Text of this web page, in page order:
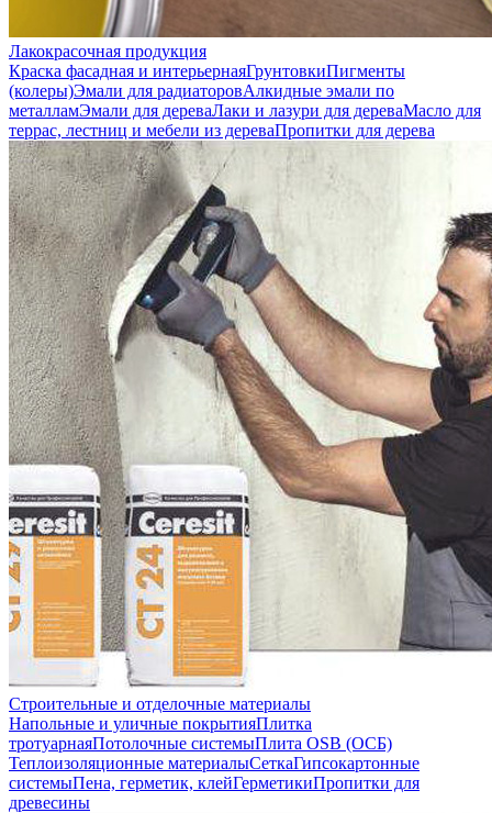
Лакокрасочная продукция
Краска фасадная и интерьернаяГрунтовкиПигменты
(колеры)Эмали для радиаторовАлкидные эмали по
металламЭмали для дереваЛаки и лазури для дереваМасло для
террас, лестниц и мебели из дереваПропитки для дерева
Строительные и отделочные материалы
Напольные и уличные покрытияПлитка
тротуарнаяПотолочные системыПлита OSB (ОСБ)
Теплоизоляционные материалыСеткаГипсокартонные
системыПена, герметик, клейГерметикиПропитки для
древесины